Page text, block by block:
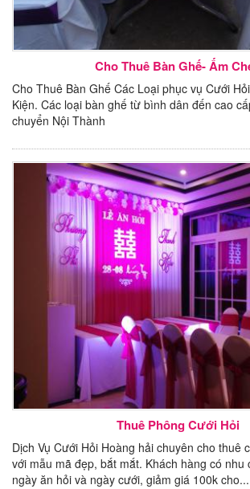
Cho Thuê Bàn Ghế- Ấm
Cho Thuê Bàn Ghế Các Loại phục vụ Cưới
Kiện. Các loại bàn ghế từ bình dân đến cao
chuyển Nội Thành
Thuê Phông Cưới Hỏi
Dịch Vụ Cưới Hỏi Hoàng hải chuyên cho thuê
với mẫu mã đẹp, bắt mắt. Khách hàng có nhu
ngày ăn hỏi và ngày cưới, giảm giá 100k cho...